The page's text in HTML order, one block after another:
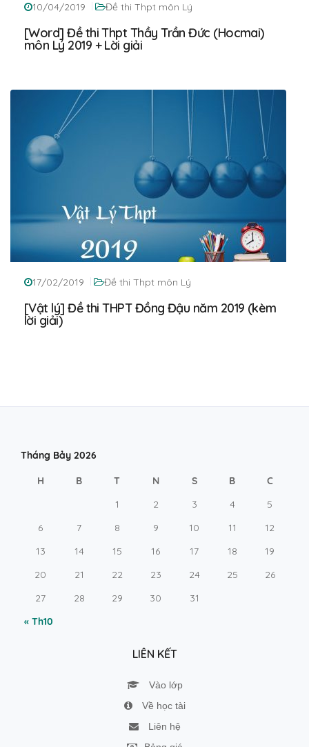
10/04/2019 Đề thi Thpt môn Lý
[Word] Đề thi Thpt Thầy Trần Đức (Hocmai)
môn Lý 2019 + Lời giải
17/02/2019 Đề thi Thpt môn Lý
[Vật lý] Đề thi THPT Đồng Đậu năm 2019 (kèm
lời giải)
Tháng Bảy 2026
H B T N S B C
« Th10
1 2 3 4
5
6
7 8 9 10 11
12
13
14 15 16 17 18
19
20
21 22 23 24 25
26
27
28 29 30 31
LIÊN KẾT
Vào lớp
Về học tài
Liên hệ